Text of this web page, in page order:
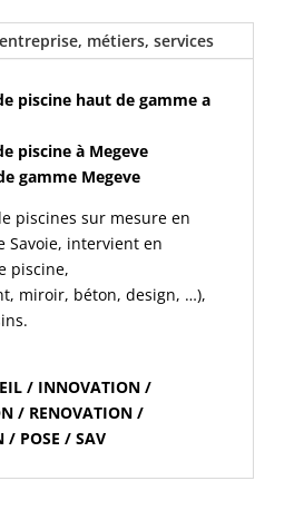
métiers, services
piscine haut de gamme a
piscine à Megeve
gamme Megeve
piscines sur mesure en
Savoie, intervient en
piscine,
miroir, béton, design, …),
/ INNOVATION /
/ RENOVATION /
/ POSE / SAV